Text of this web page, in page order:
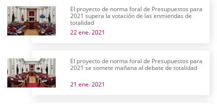
El proyecto de norma foral de Presupuestos para
2021 supera la votación de las enmiendas de
totalidad
22 ene. 2021
El proyecto de norma foral de Presupuestos para
2021 se somete mañana al debate de totalidad
21 ene. 2021